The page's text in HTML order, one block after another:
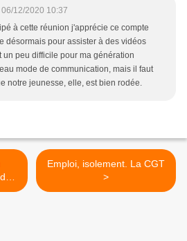
06/12/2020 10:37
à cette réunion j'apprécie ce compte
désormais pour assister à des vidéos
un peu difficile pour ma génération
mode de communication, mais il faut
notre jeunesse, elle, est bien rodée.
«
Emploi, isolement. La CGT
>